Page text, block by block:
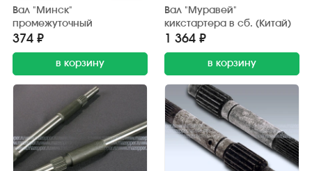
Вал "Минск"
промежуточный
374 ₽
в корзину
Вал "Муравей"
кикстартера в сб. (Китай)
1 364 ₽
в корзину